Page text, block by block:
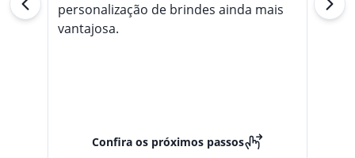
personalização de brindes ainda mais
vantajosa.
Confira os próximos passos